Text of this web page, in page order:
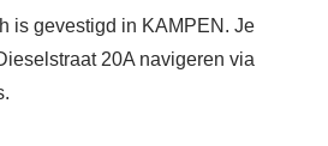
is gevestigd in KAMPEN. Je
20A navigeren via